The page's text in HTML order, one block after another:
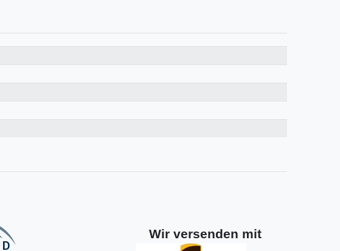
Wir versenden mit